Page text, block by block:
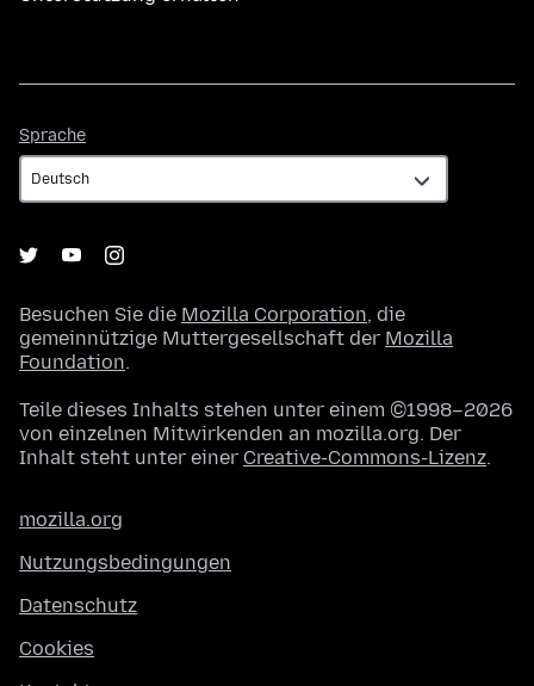
Sprache
Besuchen Sie die Mozilla Corporation, die
gemeinnützige Muttergesellschaft der Mozilla
Foundation.
Teile dieses Inhalts stehen unter einem ©1998–2026
von einzelnen Mitwirkenden an mozilla.org. Der
Inhalt steht unter einer Creative-Commons-Lizenz.
mozilla.org
Nutzungsbedingungen
Datenschutz
Cookies